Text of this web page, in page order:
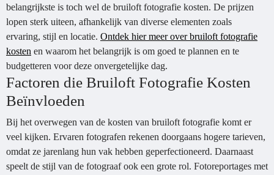
belangrijkste is toch wel de bruiloft fotografie kosten. De prijzen
lopen sterk uiteen, afhankelijk van diverse elementen zoals
ervaring, stijl en locatie. Ontdek hier meer over bruiloft fotografie
kosten en waarom het belangrijk is om goed te plannen en te
budgetteren voor deze onvergetelijke dag.
Factoren die Bruiloft Fotografie Kosten
Beïnvloeden
Bij het overwegen van de kosten van bruiloft fotografie komt er
veel kijken. Ervaren fotografen rekenen doorgaans hogere tarieven,
omdat ze jarenlang hun vak hebben geperfectioneerd. Daarnaast
speelt de stijl van de fotograaf ook een grote rol. Fotoreportages met